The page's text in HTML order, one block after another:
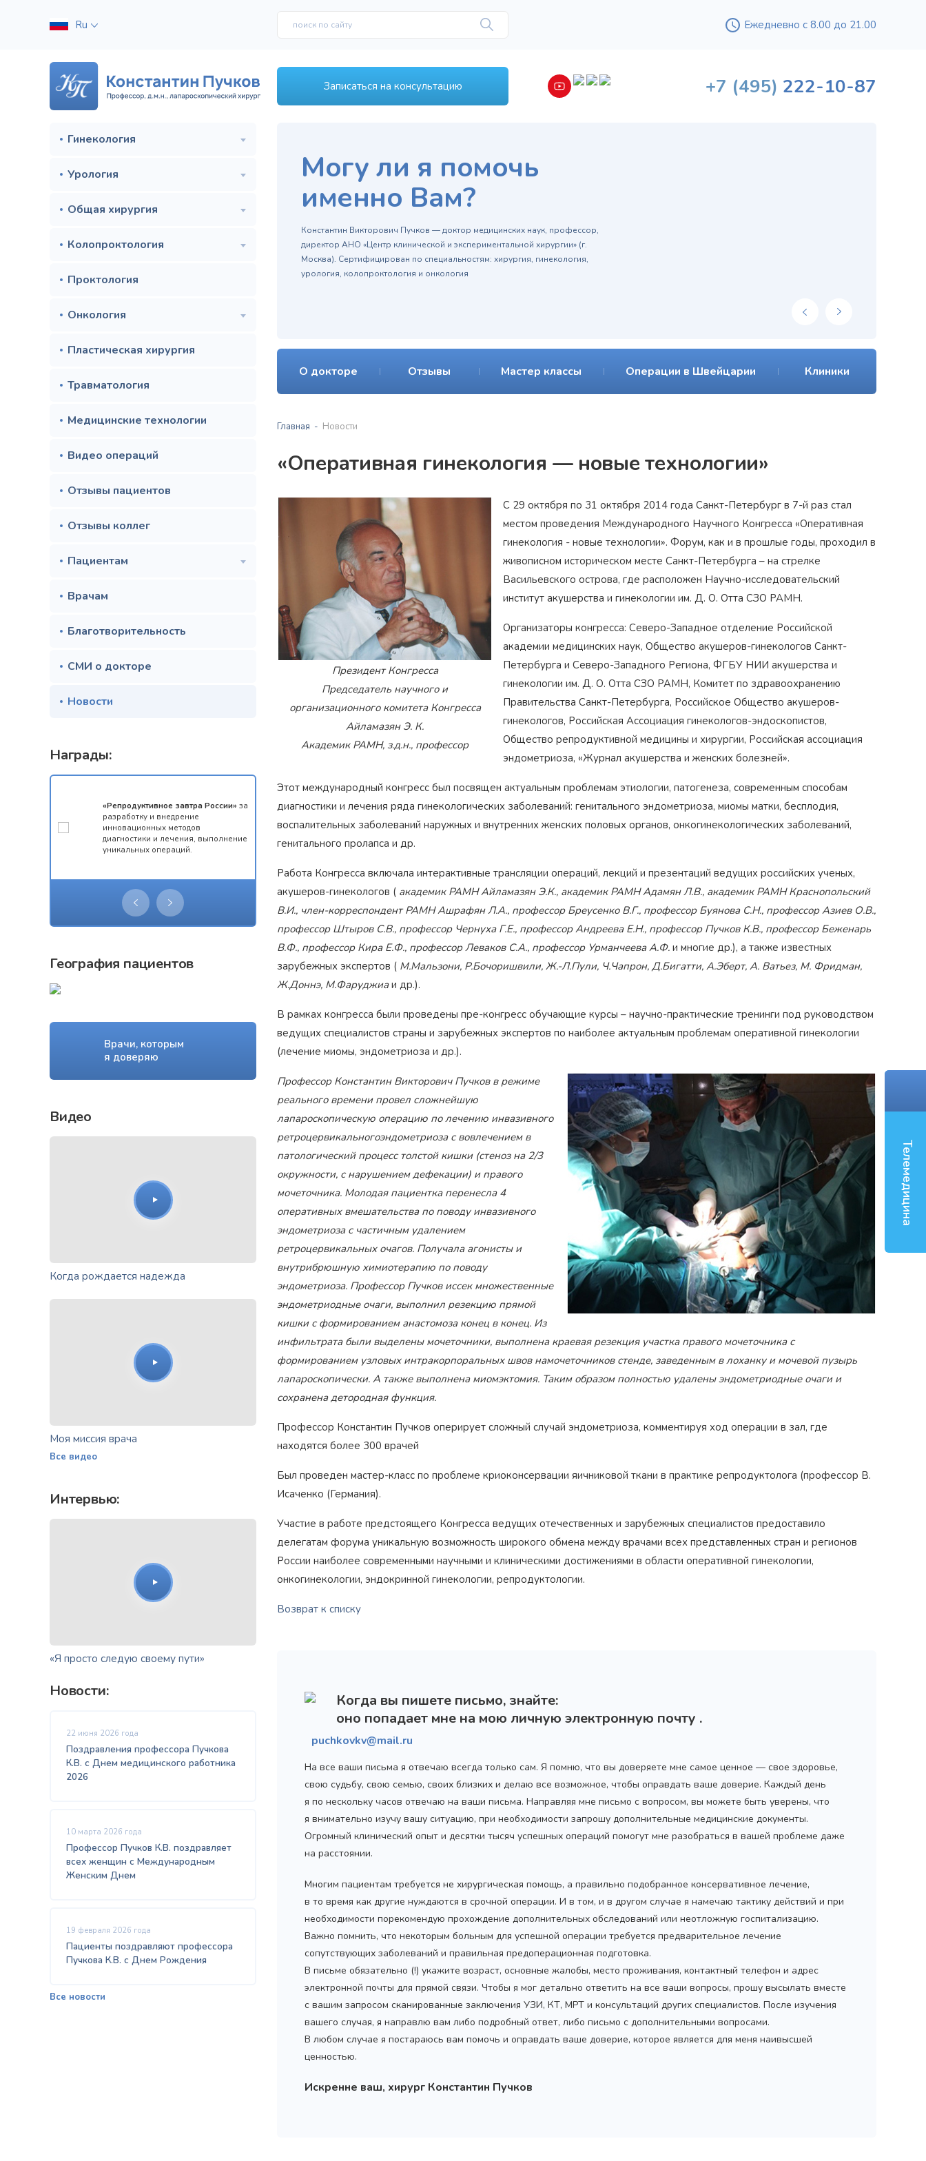
Ru Ежедневно с 8.00 до 21.00
Записаться на консультацию +7 (495) 222-10-87
Гинекология
Урология
Общая хирургия
Колопроктология
Проктология
Онкология
Пластическая хирургия
Травматология
Медицинские технологии
Видео операций
Отзывы пациентов
Отзывы коллег
Пациентам
Врачам
Благотворительность
СМИ о докторе
Новости
Награды:
«Репродуктивное завтра России» за
разработку и внедрение
инновационных методов
диагностики и лечения, выполнение
уникальных операций.
России»за заслуги перед
Награжден почетным
знаком «Золотой лапароскоп»как
лучший лапароскопический хирург
Награжден почетным знаком
"Золотая звезда" за большой вклад
География пациентов
Врачи, которым
я доверяю
Видео
Когда рождается надежда
Моя миссия врача
Все видео
Интервью:
«Я просто следую своему пути»
Новости:
22 июня 2026 года
Поздравления профессора Пучкова
К.В. с Днем медицинского работника
2026
10 марта 2026 года
Профессор Пучков К.В. поздравляет
всех женщин с Международным
Женским Днем
19 февраля 2026 года
Пациенты поздравляют профессора
Пучкова К.В. с Днем Рождения
Все новости
Могу ли я помочь
именно Вам?
Константин Викторович Пучков — доктор медицинских наук, профессор,
директор АНО «Центр клинической и экспериментальной хирургии» (г.
Москва). Сертифицирован по специальностям: хирургия, гинекология,
урология, колопроктология и онкология
О докторе Отзывы Мастер классы Операции в Швейцарии Клиники
Главная Новости
«Оперативная гинекология — новые технологии»
Президент Конгресса
Председатель научного и
организационного комитета Конгресса
Айламазян Э. К.
Академик РАМН, з.д.н., профессор
С 29 октября по 31 октября 2014 года Санкт-Петербург в 7-й раз стал
местом проведения Международного Научного Конгресса «Оперативная
гинекология - новые технологии». Форум, как и в прошлые годы, проходил в
живописном историческом месте Санкт-Петербурга – на стрелке
Васильевского острова, где расположен Научно-исследовательский
институт акушерства и гинекологии им. Д. О. Отта СЗО РАМН.
Организаторы конгресса: Северо-Западное отделение Российской
академии медицинских наук, Общество акушеров-гинекологов Санкт-
Петербурга и Северо-Западного Региона, ФГБУ НИИ акушерства и
гинекологии им. Д. О. Отта СЗО РАМН, Комитет по здравоохранению
Правительства Санкт-Петербурга, Российское Общество акушеров-
гинекологов, Российская Ассоциация гинекологов-эндоскопистов,
Общество репродуктивной медицины и хирургии, Российская ассоциация
эндометриоза, «Журнал акушерства и женских болезней».
Этот международный конгресс был посвящен актуальным проблемам этиологии, патогенеза, современным способам
диагностики и лечения ряда гинекологических заболеваний: генитального эндометриоза, миомы матки, бесплодия,
воспалительных заболеваний наружных и внутренних женских половых органов, онкогинекологических заболеваний,
генитального пролапса и др.
Работа Конгресса включала интерактивные трансляции операций, лекций и презентаций ведущих российских ученых,
акушеров-гинекологов ( академик РАМН Айламазян Э.К., академик РАМН Адамян Л.В., академик РАМН Краснопольский
В.И., член-корреспондент РАМН Ашрафян Л.А., профессор Бреусенко В.Г., профессор Буянова С.Н., профессор Азиев О.В.,
профессор Штыров С.В., профессор Чернуха Г.Е., профессор Андреева Е.Н., профессор Пучков К.В., профессор Беженарь
В.Ф., профессор Кира Е.Ф., профессор Леваков С.А., профессор Урманчеева А.Ф. и многие др.), а также известных
зарубежных экспертов ( М.Мальзони, Р.Бочоришвили, Ж.-Л.Пули, Ч.Чапрон, Д.Бигатти, А.Эберт, А. Ватьез, М. Фридман,
Ж.Доннэ, М.Фаруджиаи др.).
В рамках конгресса были проведены пре-конгресс обучающие курсы – научно-практические тренинги под руководством
ведущих специалистов страны и зарубежных экспертов по наиболее актуальным проблемам оперативной гинекологии
(лечение миомы, эндометриоза и др.).
Профессор Константин Викторович Пучков в режиме
реального времени провел сложнейшую
лапароскопическую операцию по лечению инвазивного
ретроцервикальногоэндометриоза с вовлечением в
патологический процесс толстой кишки (стеноз на 2/3
окружности, с нарушением дефекации) и правого
мочеточника. Молодая пациентка перенесла 4
оперативных вмешательства по поводу инвазивного
эндометриоза с частичным удалением
ретроцервикальных очагов. Получала агонисты и
внутрибрюшную химиотерапию по поводу
эндометриоза. Профессор Пучков иссек множественные
эндометриодные очаги, выполнил резекцию прямой
кишки с формированием анастомоза конец в конец. Из
инфильтрата были выделены мочеточники, выполнена краевая резекция участка правого мочеточника с
формированием узловых интракорпоральных швов намочеточников стенде, заведенным в лоханку и мочевой пузырь
лапароскопически. А также выполнена миомэктомия. Таким образом полностью удалены эндометриодные очаги и
сохранена детородная функция.
Профессор Константин Пучков оперирует сложный случай эндометриоза, комментируя ход операции в зал, где
находятся более 300 врачей
Был проведен мастер-класс по проблеме криоконсервации яичниковой ткани в практике репродуктолога (профессор В.
Исаченко (Германия).
Участие в работе предстоящего Конгресса ведущих отечественных и зарубежных специалистов предоставило
делегатам форума уникальную возможность широкого обмена между врачами всех представленных стран и регионов
России наиболее современными научными и клиническими достижениями в области оперативной гинекологии,
онкогинекологии, эндокринной гинекологии, репродуктологии.
Возврат к списку
Когда вы пишете письмо, знайте:
оно попадает мне на мою личную электронную почту .
puchkovkv@mail.ru
Телемедицина
На все ваши письма я отвечаю всегда только сам. Я помню, что вы доверяете мне самое ценное — свое здоровье,
свою судьбу, свою семью, своих близких и делаю все возможное, чтобы оправдать ваше доверие. Каждый день
я по нескольку часов отвечаю на ваши письма. Направляя мне письмо с вопросом, вы можете быть уверены, что
я внимательно изучу вашу ситуацию, при необходимости запрошу дополнительные медицинские документы.
Огромный клинический опыт и десятки тысяч успешных операций помогут мне разобраться в вашей проблеме даже
на расстоянии.
Многим пациентам требуется не хирургическая помощь, а правильно подобранное консервативное лечение,
в то время как другие нуждаются в срочной операции. И в том, и в другом случае я намечаю тактику действий и при
необходимости порекомендую прохождение дополнительных обследований или неотложную госпитализацию.
Важно помнить, что некоторым больным для успешной операции требуется предварительное лечение
сопутствующих заболеваний и правильная предоперационная подготовка.
В письме обязательно (!) укажите возраст, основные жалобы, место проживания, контактный телефон и адрес
электронной почты для прямой связи. Чтобы я мог детально ответить на все ваши вопросы, прошу высылать вместе
с вашим запросом сканированные заключения УЗИ, КТ, МРТ и консультаций других специалистов. После изучения
вашего случая, я направлю вам либо подробный ответ, либо письмо с дополнительными вопросами.
В любом случае я постараюсь вам помочь и оправдать ваше доверие, которое является для меня наивысшей
ценностью.
Искренне ваш, хирург Константин Пучков